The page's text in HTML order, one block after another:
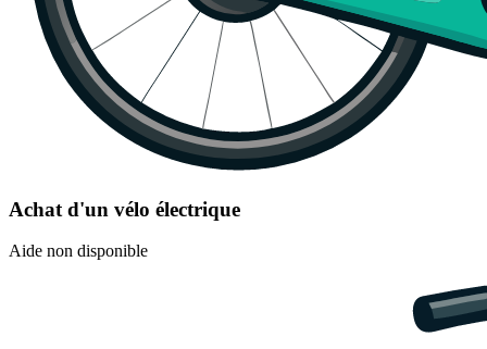
Achat d'un vélo électrique
Aide non disponible